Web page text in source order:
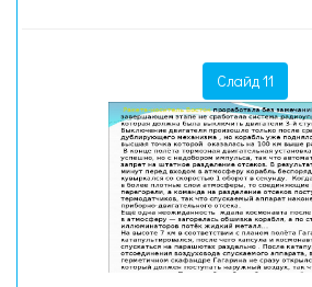
Слайд 11